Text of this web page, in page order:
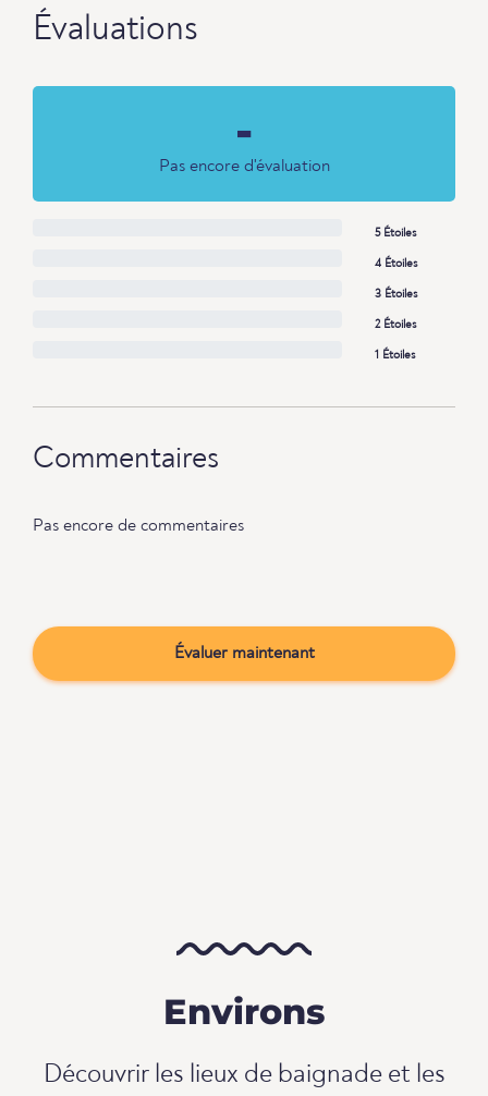
Évaluations
-
Pas encore d'évaluation
5 Étoiles
4 Étoiles
3 Étoiles
2 Étoiles
1 Étoiles
Commentaires
Pas encore de commentaires
Évaluer maintenant
Environs
Découvrir les lieux de baignade et les